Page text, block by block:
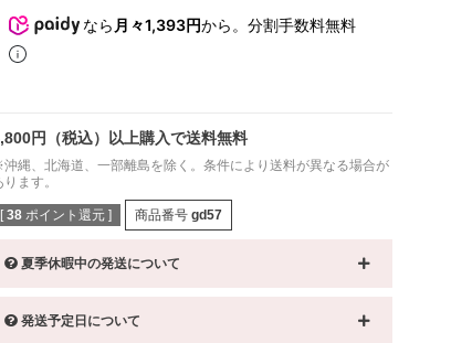
なら 月々1,393円から。分割手数料無料
円（税込）以上購入で送料無料
縄、北海道、一部離島を除く。条件により送料が異なる場合が
ります。
[ 38 ポイント還元 ] 商品番号 gd57
夏季休暇中の発送について
発送予定日について